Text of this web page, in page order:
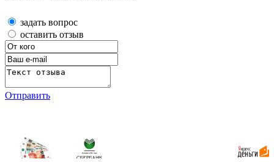
задать вопрос
оставить отзыв
Отправить